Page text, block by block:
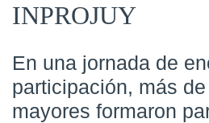
INPROJUY
En una jornada de
participación, más
mayores formaron